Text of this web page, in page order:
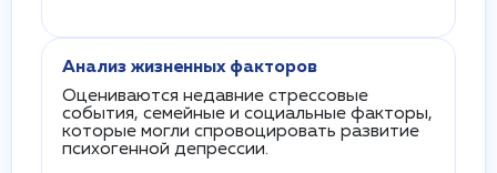
Анализ жизненных факторов
Оцениваются недавние стрессовые
события, семейные и социальные факторы,
которые могли спровоцировать развитие
психогенной депрессии.